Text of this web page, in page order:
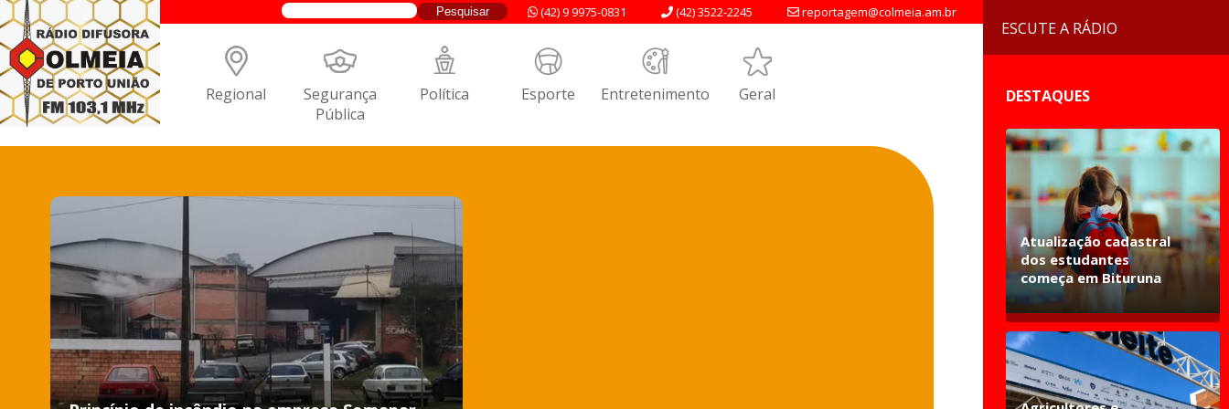
reportagem@colmeia.am.br
(42) 3522-2245
(42) 9 9975-0831
Regional Segurança
Pública
Política Esporte Entretenimento Geral
ESCUTE A RÁDIO
DESTAQUES
Atualização cadastral
dos estudantes
começa em Bituruna